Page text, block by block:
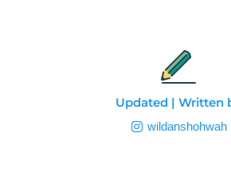
Updated | Written
wildanshohwah